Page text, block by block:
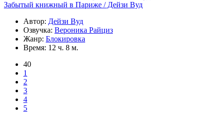
Забытый книжный в Париже / Дейзи Вуд
Автор: Дейзи Вуд
Озвучка: Вероника Райциз
Жанр: Блокировка
Время: 12 ч. 8 м.
40
1
2
3
4
5